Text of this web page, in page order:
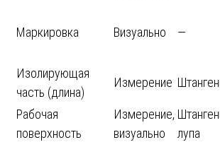
Маркировка Визуально —
Изолирующая
часть (длина)
Измерение
Рабочая
поверхность
Измерение,
визуально
лупа